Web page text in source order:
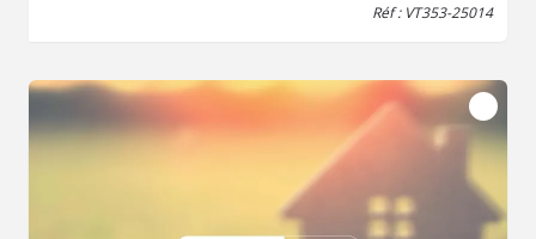
installer - Réseau électrique à proximité - Présence d’un
restant proche des axes routiers et des commodités. Une
belle opportunité à saisir rapidement ! Honoraires inclus
de 7.67% TTC à la charge de l'acquéreur. Prix hors
honoraires 75 000 €. Les informations sur les risques
auxquels ce bien est exposé sont disponibles sur le site
Géorisques : georisques.gouv.fr.
Réf : VT353-25014